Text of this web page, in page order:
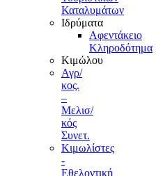
Καταλυμάτων
Ιδρύματα
Αφεντάκειο
Κληροδότημα
Κιμώλου
Αγρ/
κος.
–
Μελισ/
κός
Συνετ.
Κιμωλίστες
-
Εθελοντική